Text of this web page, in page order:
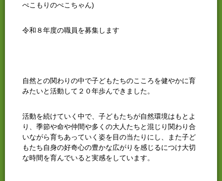
ぺこもりのぺこちゃん)
令和８年度の職員を募集します
自然との関わりの中で子どもたちのこころを健やかに育
みたいと活動して２０年歩んできました。
活動を続けていく中で、子どもたちが自然環境はもとよ
り、季節や命や仲間や多くの大人たちと混じり関わり合
いながら育ちあっていく姿を目の当たりにし、また子ど
もたち自身の好奇心の豊かな広がりを感じるにつけ大切
な時間を育んでいると実感をしています。